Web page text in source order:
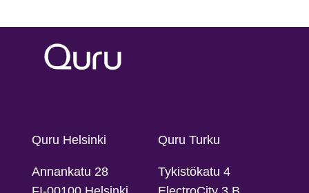
Quru Helsinki
Annankatu 28
Quru Turku
Tykistökatu 4